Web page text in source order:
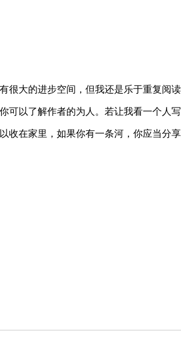
大的进步空间，但我还是乐于重复阅
以了解作者的为人。若让我看一个人
收在家里，如果你有一条河，你应当